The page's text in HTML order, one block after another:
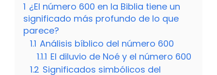
1 ¿El número 600 en la Biblia tiene un
significado más profundo de lo que
parece?
1.1 Análisis bíblico del número 600
1.1.1 El diluvio de Noé y el número 600
1.2 Significados simbólicos del